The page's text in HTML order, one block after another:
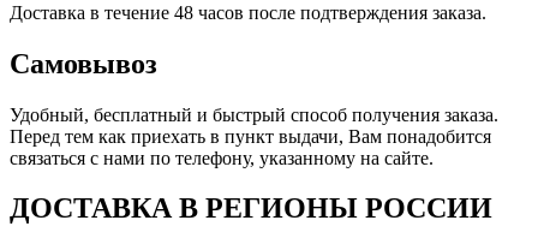
Доставка в течение 48 часов после подтверждения заказа.
Самовывоз
Удобный, бесплатный и быстрый способ получения заказа.
Перед тем как приехать в пункт выдачи, Вам понадобится
связаться с нами по телефону, указанному на сайте.
ДОСТАВКА В РЕГИОНЫ РОССИИ